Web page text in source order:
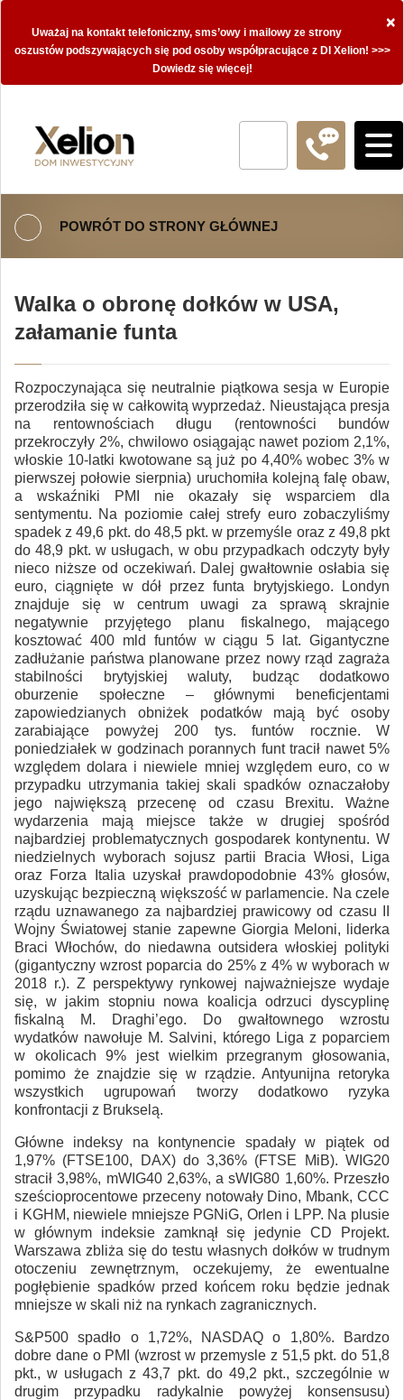
×
Uważaj na kontakt telefoniczny, sms’owy i mailowy ze strony
oszustów podszywających się pod osoby współpracujące z DI Xelion! >>>
Dowiedz się więcej!
POWRÓT DO STRONY GŁÓWNEJ
Walka o obronę dołków w USA,
załamanie funta
Rozpoczynająca się neutralnie piątkowa sesja w Europie
przerodziła się w całkowitą wyprzedaż. Nieustająca presja
na rentownościach długu (rentowności bundów
przekroczyły 2%, chwilowo osiągając nawet poziom 2,1%,
włoskie 10-latki kwotowane są już po 4,40% wobec 3% w
pierwszej połowie sierpnia) uruchomiła kolejną falę obaw,
a wskaźniki PMI nie okazały się wsparciem dla
sentymentu. Na poziomie całej strefy euro zobaczyliśmy
spadek z 49,6 pkt. do 48,5 pkt. w przemyśle oraz z 49,8 pkt
do 48,9 pkt. w usługach, w obu przypadkach odczyty były
nieco niższe od oczekiwań. Dalej gwałtownie osłabia się
euro, ciągnięte w dół przez funta brytyjskiego. Londyn
znajduje się w centrum uwagi za sprawą skrajnie
negatywnie przyjętego planu fiskalnego, mającego
kosztować 400 mld funtów w ciągu 5 lat. Gigantyczne
zadłużanie państwa planowane przez nowy rząd zagraża
stabilności brytyjskiej waluty, budząc dodatkowo
oburzenie społeczne – głównymi beneficjentami
zapowiedzianych obniżek podatków mają być osoby
zarabiające powyżej 200 tys. funtów rocznie. W
poniedziałek w godzinach porannych funt tracił nawet 5%
względem dolara i niewiele mniej względem euro, co w
przypadku utrzymania takiej skali spadków oznaczałoby
jego największą przecenę od czasu Brexitu. Ważne
wydarzenia mają miejsce także w drugiej spośród
najbardziej problematycznych gospodarek kontynentu. W
niedzielnych wyborach sojusz partii Bracia Włosi, Liga
oraz Forza Italia uzyskał prawdopodobnie 43% głosów,
uzyskując bezpieczną większość w parlamencie. Na czele
rządu uznawanego za najbardziej prawicowy od czasu II
Wojny Światowej stanie zapewne Giorgia Meloni, liderka
Braci Włochów, do niedawna outsidera włoskiej polityki
(gigantyczny wzrost poparcia do 25% z 4% w wyborach w
2018 r.). Z perspektywy rynkowej najważniejsze wydaje
się, w jakim stopniu nowa koalicja odrzuci dyscyplinę
fiskalną M. Draghi’ego. Do gwałtownego wzrostu
wydatków nawołuje M. Salvini, którego Liga z poparciem
w okolicach 9% jest wielkim przegranym głosowania,
pomimo że znajdzie się w rządzie. Antyunijna retoryka
wszystkich ugrupowań tworzy dodatkowo ryzyka
konfrontacji z Brukselą.
Główne indeksy na kontynencie spadały w piątek od
1,97% (FTSE100, DAX) do 3,36% (FTSE MiB). WIG20
stracił 3,98%, mWIG40 2,63%, a sWIG80 1,60%. Przeszło
sześcioprocentowe przeceny notowały Dino, Mbank, CCC
i KGHM, niewiele mniejsze PGNiG, Orlen i LPP. Na plusie
w głównym indeksie zamknął się jedynie CD Projekt.
Warszawa zbliża się do testu własnych dołków w trudnym
otoczeniu zewnętrznym, oczekujemy, że ewentualne
pogłębienie spadków przed końcem roku będzie jednak
mniejsze w skali niż na rynkach zagranicznych.
S&P500 spadło o 1,72%, NASDAQ o 1,80%. Bardzo
dobre dane o PMI (wzrost w przemysle z 51,5 pkt. do 51,8
pkt., w usługach z 43,7 pkt. do 49,2 pkt., szczególnie w
drugim przypadku radykalnie powyżej konsensusu)